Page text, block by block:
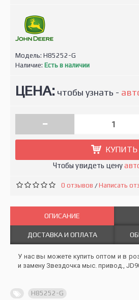
Модель: H85252-G
Наличие: Есть в наличии
ЦЕНА: чтобы узнать -
-
КУПИТЬ
Чтобы увидеть цену
0 отзывов /Написать
ОПИСАНИЕ
ДОСТАВКА И ОПЛАТА
У нас вы можете купить оптом и в
и замену Звездочка мыс. привод.,
H85252-G